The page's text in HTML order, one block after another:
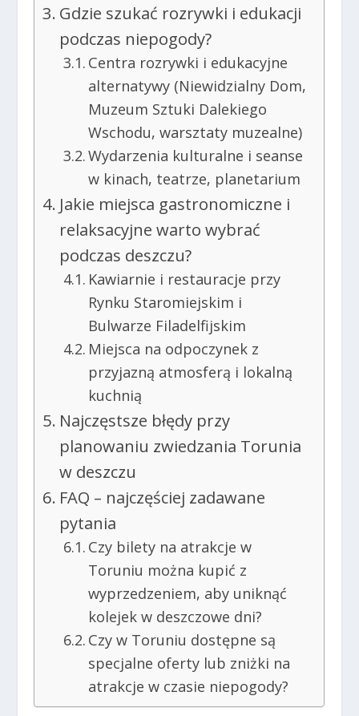
Gdzie szukać rozrywki i edukacji
podczas niepogody?
Centra rozrywki i edukacyjne
alternatywy (Niewidzialny Dom,
Muzeum Sztuki Dalekiego
Wschodu, warsztaty muzealne)
Wydarzenia kulturalne i seanse
w kinach, teatrze, planetarium
Jakie miejsca gastronomiczne i
relaksacyjne warto wybrać
podczas deszczu?
Kawiarnie i restauracje przy
Rynku Staromiejskim i
Bulwarze Filadelfijskim
Miejsca na odpoczynek z
przyjazną atmosferą i lokalną
kuchnią
Najczęstsze błędy przy
planowaniu zwiedzania Torunia
w deszczu
FAQ – najczęściej zadawane
pytania
Czy bilety na atrakcje w
Toruniu można kupić z
wyprzedzeniem, aby uniknąć
kolejek w deszczowe dni?
Czy w Toruniu dostępne są
specjalne oferty lub zniżki na
atrakcje w czasie niepogody?